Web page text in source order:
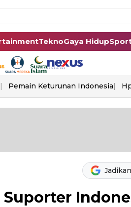
TeknoGaya Hidup
Pemain Keturunan Indonesia